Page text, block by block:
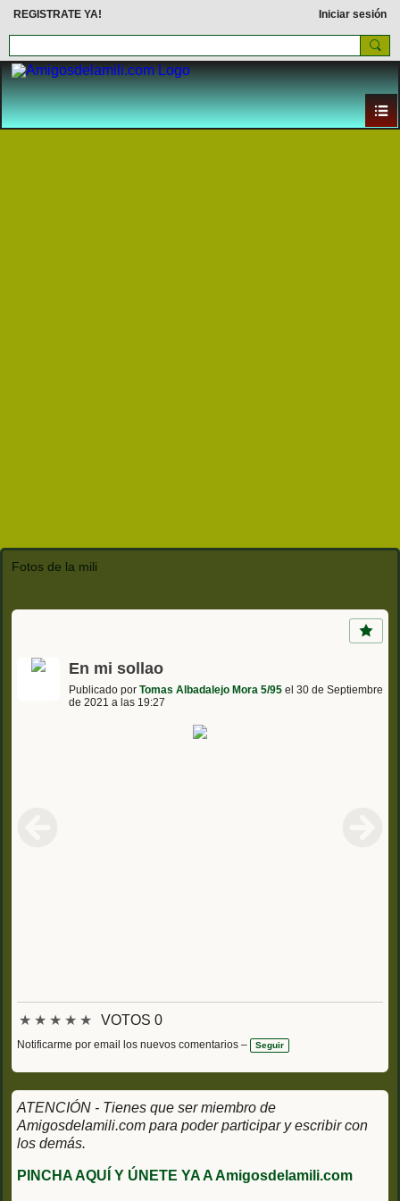
REGISTRATE YA! Iniciar sesión
Fotos de la mili
En mi sollao
Publicado por Tomas Albadalejo Mora 5/95 el 30 de Septiembre
de 2021 a las 19:27
★ ★ ★ ★ ★ VOTOS 0
Notificarme por email los nuevos comentarios – Seguir
ATENCIÓN - Tienes que ser miembro de
Amigosdelamili.com para poder participar y escribir con
los demás.
PINCHA AQUÍ Y ÚNETE YA A Amigosdelamili.com